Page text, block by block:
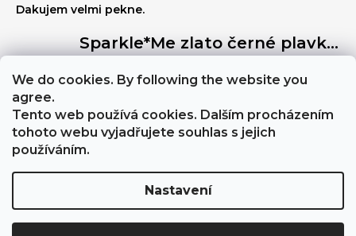
We do cookies. By following the website you
agree.
Tento web používá cookies. Dalším procházením
tohoto webu vyjadřujete souhlas s jejich
používáním.
Nastavení
Dakujem velmi pekne.
Sparkle*Me zlato černé plavky vysoký pas - kalhotky brazilky s prošitím vzadu s možností ohybu na bokovky se zlatým lemem
Hodnocení produktu je 5 z 5 hvězdiček.
Výborně stahují břicho, a zezadu jsou velmi sexy
About Sparkle*Me
Copyright 2026Sparkle*Me. Všechna práva vyhrazena.